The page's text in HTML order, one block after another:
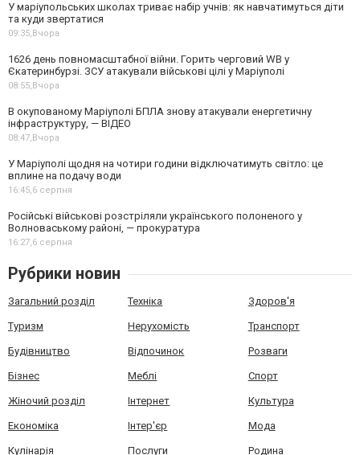
У маріупольських школах триває набір учнів: як навчатимуться діти
та куди звертатися
09:35,Вчора
1626 день повномасштабної війни. Горить черговий WB у
Єкатеринбурзі. ЗСУ атакували військові цілі у Маріуполі
08:55,Вчора
В окупованому Маріуполі БПЛА знову атакували енергетичну
інфраструктуру, — ВІДЕО
08:47,Вчора
У Маріуполі щодня на чотири години відключатимуть світло: це
вплине на подачу води
16:45,6 серпня
Російські військові розстріляли українського полоненого у
Волноваському районі, — прокуратура
16:27,6 серпня
Рубрики новин
Загальний розділ Техніка Здоров'я
Туризм Нерухомість Транспорт
Будівництво Відпочинок Розваги
Бізнес Меблі Спорт
Жіночий розділ Інтернет Культура
Економіка Інтер'єр Мода
Кулінарія Послуги Родина